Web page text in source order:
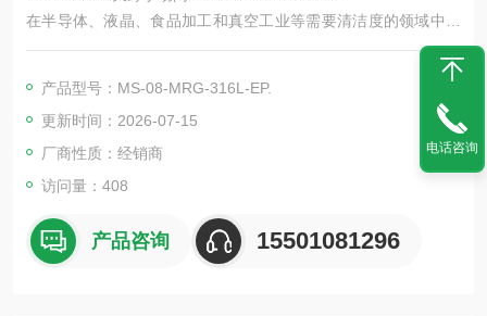
在半导体、液晶、食品加工和真空工业等需要清洁度的领域中，
内部不会混入杂质。
产品型号：MS-08-MRG-316L-EP.
更新时间：2026-07-15
厂商性质：经销商
访问量：408
产品咨询 15501081296
电话咨询